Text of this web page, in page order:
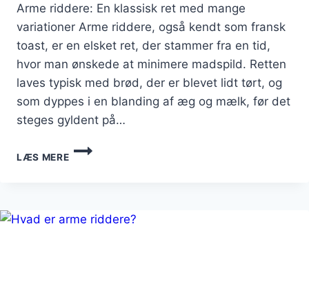
Arme riddere: En klassisk ret med mange
variationer Arme riddere, også kendt som fransk
toast, er en elsket ret, der stammer fra en tid,
hvor man ønskede at minimere madspild. Retten
laves typisk med brød, der er blevet lidt tørt, og
som dyppes i en blanding af æg og mælk, før det
steges gyldent på…
LÆS MERE
ARME
RIDDERE:
SMAG